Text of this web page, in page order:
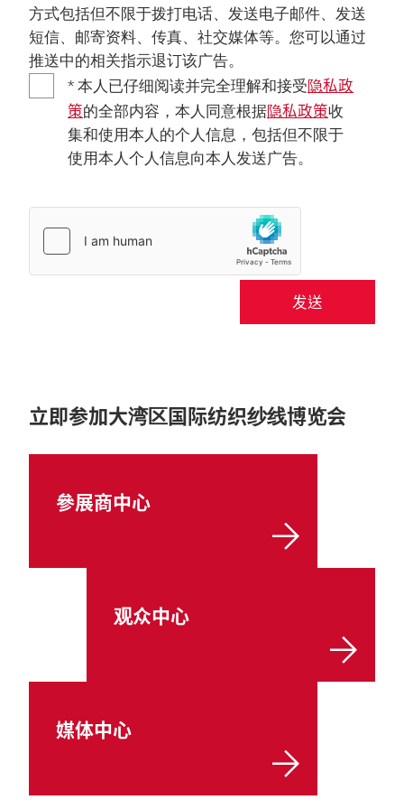
方式包括但不限于拨打电话、发送电子邮件、发送
短信、邮寄资料、传真、社交媒体等。您可以通过
推送中的相关指示退订该广告。
* 本人已仔细阅读并完全理解和接受隐私政
策的全部内容，本人同意根据隐私政策收
集和使用本人的个人信息，包括但不限于
使用本人个人信息向本人发送广告。
发送
立即参加大湾区国际纺织纱线博览会
參展商中心
观众中心
媒体中心